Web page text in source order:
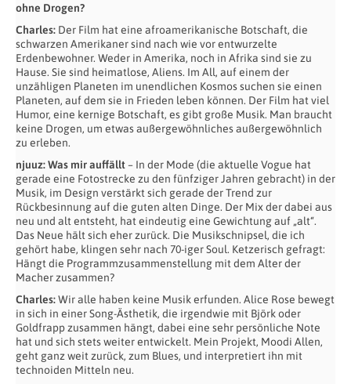
ohne Drogen?
Charles: Der Film hat eine afroamerikanische Botschaft, die
schwarzen Amerikaner sind nach wie vor entwurzelte
Erdenbewohner. Weder in Amerika, noch in Afrika sind sie zu
Hause. Sie sind heimatlose, Aliens. Im All, auf einem der
unzähligen Planeten im unendlichen Kosmos suchen sie einen
Planeten, auf dem sie in Frieden leben können. Der Film hat viel
Humor, eine kernige Botschaft, es gibt große Musik. Man braucht
keine Drogen, um etwas außergewöhnliches außergewöhnlich
zu erleben.
njuuz: Was mir auffällt– In der Mode (die aktuelle Vogue hat
gerade eine Fotostrecke zu den fünfziger Jahren gebracht) in der
Musik, im Design verstärkt sich gerade der Trend zur
Rückbesinnung auf die guten alten Dinge. Der Mix der dabei aus
neu und alt entsteht, hat eindeutig eine Gewichtung auf „alt“.
Das Neue hält sich eher zurück. Die Musikschnipsel, die ich
gehört habe, klingen sehr nach 70-iger Soul. Ketzerisch gefragt:
Hängt die Programmzusammenstellung mit dem Alter der
Macher zusammen?
Charles:Wir alle haben keine Musik erfunden. Alice Rose bewegt
in sich in einer Song-Ästhetik, die irgendwie mit Björk oder
Goldfrapp zusammen hängt, dabei eine sehr persönliche Note
hat und sich stets weiter entwickelt. Mein Projekt, Moodi Allen,
geht ganz weit zurück, zum Blues, und interpretiert ihn mit
technoiden Mitteln neu.